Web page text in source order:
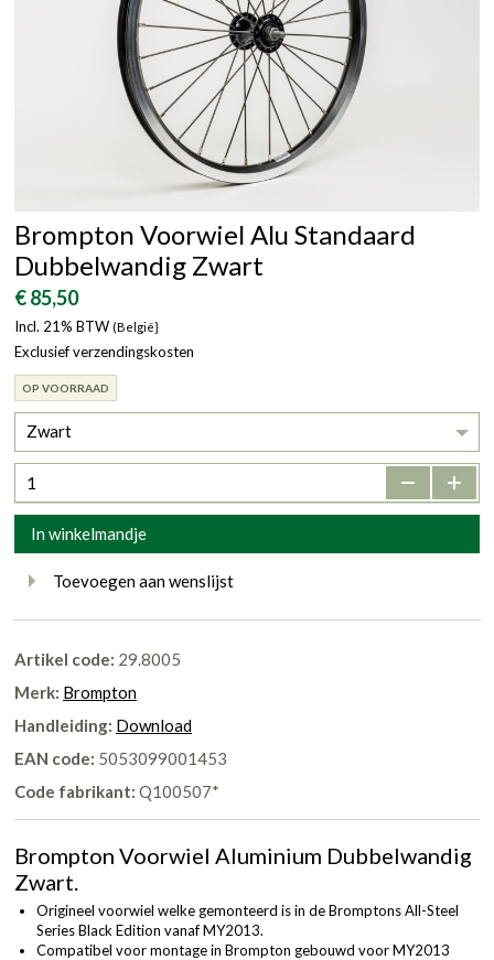
Brompton Voorwiel Alu Standaard
Dubbelwandig Zwart
€ 85,50
Incl. 21% BTW (België}
Exclusief verzendingskosten
OP VOORRAAD
Zwart
- +
In winkelmandje
Toevoegen aan wenslijst
Artikel code: 29.8005
Merk: Brompton
Handleiding: Download
EAN code: 5053099001453
Code fabrikant: Q100507*
Brompton Voorwiel Aluminium Dubbelwandig
Zwart.
Origineel voorwiel welke gemonteerd is in de Bromptons All-Steel
Series Black Edition vanaf MY2013.
Compatibel voor montage in Brompton gebouwd voor MY2013